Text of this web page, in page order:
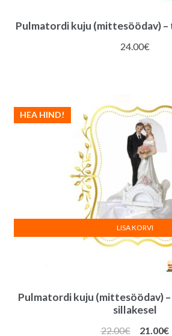
Pulmatordi kuju (mittesöödav)
24.00€
Pulmatordi kuju (mittesöödav)
sillakesel
HEA HIND!
22.00€
Algne
21.00€
LISA KORVI